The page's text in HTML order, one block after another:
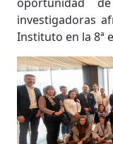
investigadoras
Instituto en la 8ª